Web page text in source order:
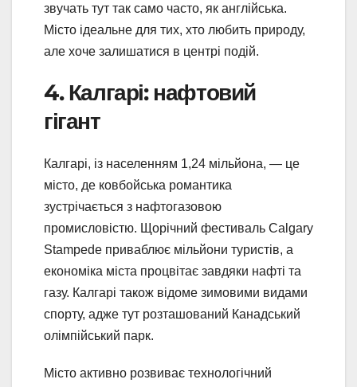
звучать тут так само часто, як англійська.
Місто ідеальне для тих, хто любить природу,
але хоче залишатися в центрі подій.
4. Калгарі: нафтовий
гігант
Калгарі, із населенням 1,24 мільйона, — це
місто, де ковбойська романтика
зустрічається з нафтогазовою
промисловістю. Щорічний фестиваль Calgary
Stampede приваблює мільйони туристів, а
економіка міста процвітає завдяки нафті та
газу. Калгарі також відоме зимовими видами
спорту, адже тут розташований Канадський
олімпійський парк.
Місто активно розвиває технологічний